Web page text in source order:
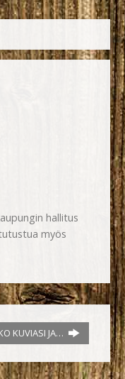
hallitus
myös
KUVIASI JA…